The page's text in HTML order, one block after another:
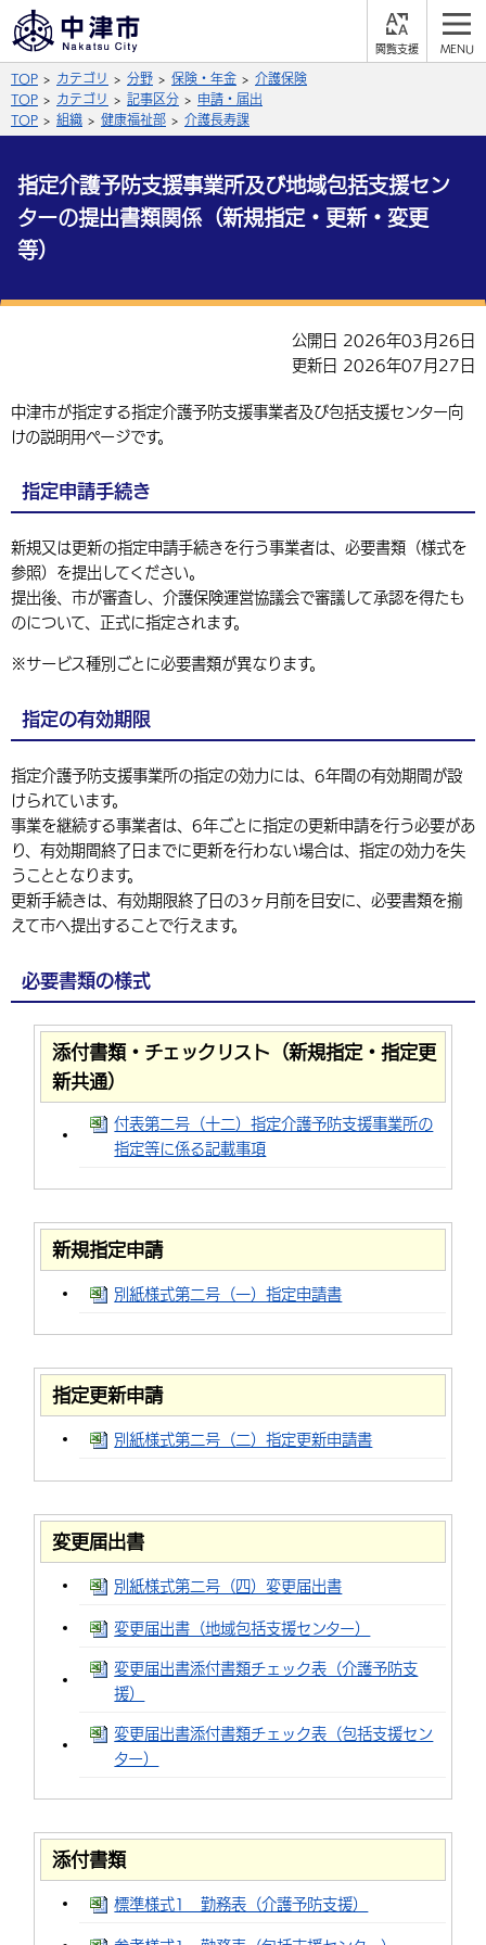
青 白
文字の大きさ
拡大 標準
組織案内
公式SNS
Facebook X (Twitter) YouTube
サイト内検索
保険・年金
福祉・介護 健康・予防
環境・衛生 生涯学習・スポーツ・人権
選挙 外国人の方向け情報
入札・契約 産業・雇用
都市整備
子育て・教育
手当・助成 健康・医療
相談・支援・情報 計画・施策
観光なび スポットを探す
遊ぶ・体験する
買う・おみやげ 四季のイベント・祭り
移住・定住
中津市について
地方創生・地域活性化 広報・広聴
行政・計画
TOP カテゴリ 分野 保険・年金
介護保険
TOP
カテゴリ 記事区分
申請・届出
TOP
組織 健康福祉部 介護長寿課
指定介護予防支援事業所及び地域包括支援セン
ターの提出書類関係（新規指定・更新・変更
等）
公開日 2026年03月26日
更新日 2026年07月27日
中津市が指定する指定介護予防支援事業者及び包括支援センター向
けの説明用ページです。
指定申請手続き
新規又は更新の指定申請手続きを行う事業者は、必要書類（様式を
参照）を提出してください。
提出後、市が審査し、介護保険運営協議会で審議して承認を得たも
のについて、正式に指定されます。
※サービス種別ごとに必要書類が異なります。
指定の有効期限
指定介護予防支援事業所の指定の効力には、6年間の有効期間が設
けられています。
事業を継続する事業者は、6年ごとに指定の更新申請を行う必要があ
り、有効期間終了日までに更新を行わない場合は、指定の効力を失
うこととなります。
更新手続きは、有効期限終了日の3ヶ月前を目安に、必要書類を揃
えて市へ提出することで行えます。
必要書類の様式
添付書類・チェックリスト（新規指定・指定更
新共通）
付表第二号（十二）指定介護予防支援事業所の
指定等に係る記載事項
新規指定申請
別紙様式第二号（一）指定申請書
指定更新申請
別紙様式第二号（二）指定更新申請書
変更届出書
別紙様式第二号（四）変更届出書
変更届出書（地域包括支援センター）
変更届出書添付書類チェック表（介護予防支
援）
変更届出書添付書類チェック表（包括支援セン
ター）
添付書類
標準様式1 勤務表（介護予防支援）